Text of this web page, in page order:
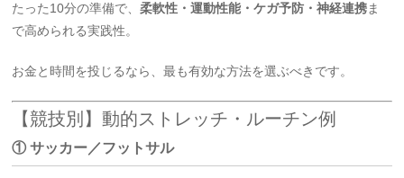
たった10分の準備で、柔軟性・運動性能・ケガ予防・神経連携ま
で高められる実践性。
お金と時間を投じるなら、最も有効な方法を選ぶべきです。
【競技別】動的ストレッチ・ルーチン例
① サッカー／フットサル